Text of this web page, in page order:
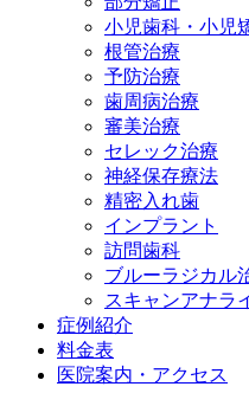
小児歯科・小児
根管治療
予防治療
歯周病治療
審美治療
セレック治療
神経保存療法
精密入れ歯
インプラント
訪問歯科
ブルーラジカル
スキャンアナラ
症例紹介
料金表
医院案内・アクセス